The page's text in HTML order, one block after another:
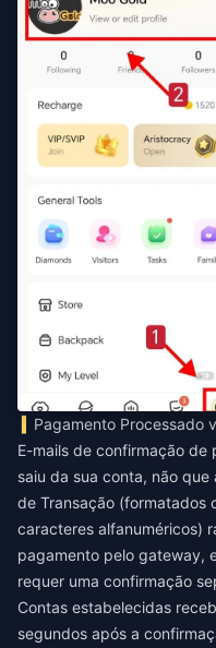
Pagamento Processado
E-mails de confirmação de
saiu da sua conta, não que
de Transação (formatados
caracteres alfanuméricos)
pagamento pelo gateway,
requer uma confirmação
Contas estabelecidas
segundos após a